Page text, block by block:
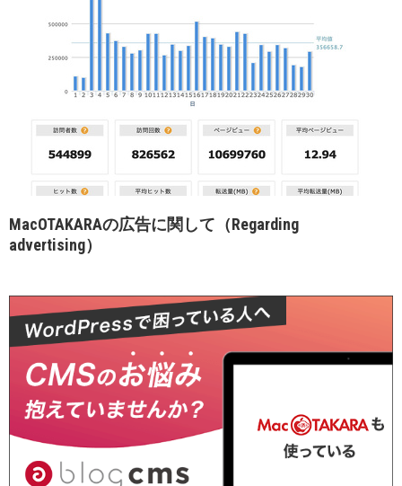
MacOTAKARAの広告に関して（Regarding
advertising）